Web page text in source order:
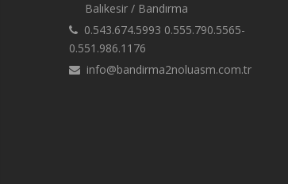
Balıkesir / Bandırma
0.543.674.5993 0.555.790.5565-
0.551.986.1176
info@bandirma2noluasm.com.tr